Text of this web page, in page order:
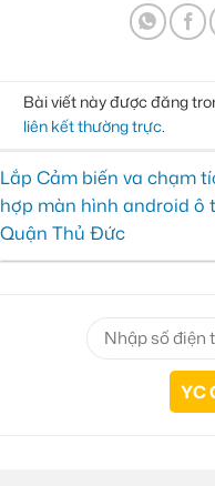
Bài viết này được đăng
liên kết thường trực.
Lắp Cảm biến va chạm
hợp màn hình android ô
Quận Thủ Đức